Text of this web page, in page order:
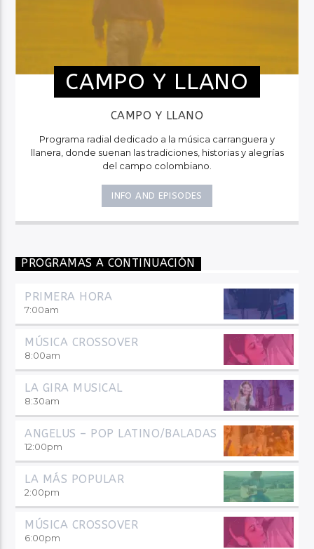
CAMPO Y LLANO
CAMPO Y LLANO
Programa radial dedicado a la música carranguera y
llanera, donde suenan las tradiciones, historias y alegrías
del campo colombiano.
INFO AND EPISODES
PROGRAMAS A CONTINUACIÓN
PRIMERA HORA
7:00am
MÚSICA CROSSOVER
8:00am
LA GIRA MUSICAL
8:30am
ANGELUS – POP LATINO/BALADAS
12:00pm
LA MÁS POPULAR
2:00pm
MÚSICA CROSSOVER
6:00pm